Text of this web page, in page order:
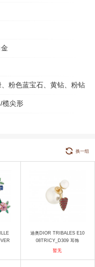
粉色蓝宝石、黄钻、粉钻
榄尖形
换一组
迪奥DIOR TRIBALES E10
08TRICY_D309 耳饰
暂无